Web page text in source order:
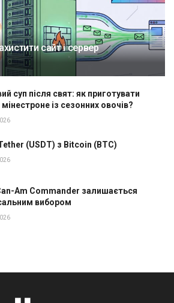
сайт і сервер
суп після свят: як приготувати
із сезонних овочів?
(USDT) з Bitcoin (BTC)
Am Commander залишається
вибором